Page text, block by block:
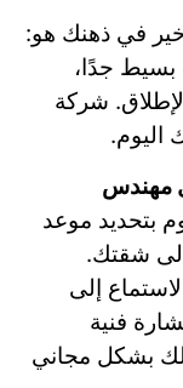
في ذهنك هو:
بسيط جدًا،
شركة
اليوم.
مهندس
بتحديد موعد
شقتك.
إلى
فنية
بشكل مجاني